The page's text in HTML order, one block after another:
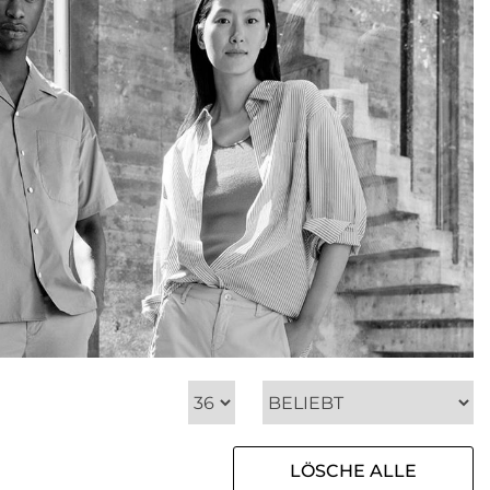
LÖSCHE ALLE